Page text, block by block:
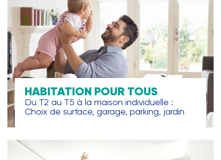
HABITATION POUR TOUS
Du T2 au T5 à la maison individuelle :
Choix de surface, garage, parking, jardin